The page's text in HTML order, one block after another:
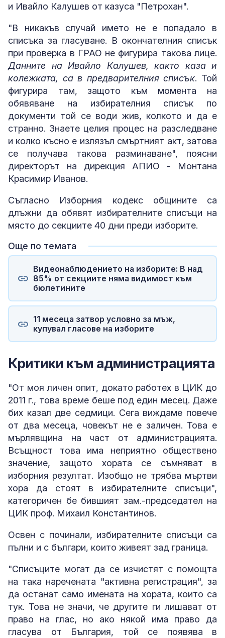
и Ивайло Калушев от казуса "Петрохан".
"В никакъв случай името не е попадало в
списъка за гласуване. В окончателния списък
при проверка в ГРАО не фигурира такова лице.
Данните на Ивайло Калушев, както каза и
колежката, са в предварителния списък. Той
фигурира там, защото към момента на
обявяване на избирателния списък по
документи той се води жив, колкото и да е
странно. Знаете целия процес на разследване
и колко късно е излязъл смъртният акт, затова
се получава такова разминаване", поясни
директорът на дирекция АПИО - Монтана
Красимир Иванов.
Съгласно Изборния кодекс общините са
длъжни да обявят избирателните списъци на
място до секциите 40 дни преди изборите.
Още по темата
Видеонаблюдението на изборите: В над
85% от секциите няма видимост към
бюлетините
11 месеца затвор условно за мъж,
купувал гласове на изборите
Критики към администрацията
"От моя личен опит, докато работех в ЦИК до
2011 г., това време беше под един месец. Даже
бих казал две седмици. Сега виждаме повече
от два месеца, човекът не е заличен. Това е
мърлявщина на част от администрацията.
Всъщност това има неприятно обществено
значение, защото хората се съмняват в
изборния резултат. Изобщо не трябва мъртви
хора да стоят в избирателните списъци",
категоричен бе бившият зам.-председател на
ЦИК проф. Михаил Константинов.
Освен с починали, избирателните списъци са
пълни и с българи, които живеят зад граница.
"Списъците могат да се изчистят с помощта
на така наречената "активна регистрация", за
да останат само имената на хората, които са
тук. Това не значи, че другите ги лишават от
право на глас, но ако някой има право да
гласува от България, той се появява в